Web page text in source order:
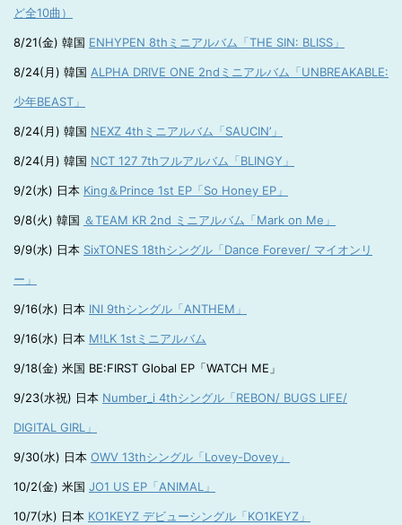
ど全10曲）
8/21(金) 韓国 ENHYPEN 8thミニアルバム「THE SIN: BLISS」
8/24(月) 韓国 ALPHA DRIVE ONE 2ndミニアルバム「UNBREAKABLE:
少年BEAST」
8/24(月) 韓国 NEXZ 4thミニアルバム「SAUCIN’」
8/24(月) 韓国 NCT 127 7thフルアルバム「BLINGY」
9/2(水) 日本 King＆Prince 1st EP「So Honey EP」
9/8(火) 韓国 ＆TEAM KR 2nd ミニアルバム「Mark on Me」
9/9(水) 日本 SixTONES 18thシングル「Dance Forever/ マイオンリ
ー」
9/16(水) 日本 INI 9thシングル「ANTHEM」
9/16(水) 日本 M!LK 1stミニアルバム
9/18(金) 米国 BE:FIRST Global EP「WATCH ME」
9/23(水祝) 日本 Number_i 4thシングル「REBON/ BUGS LIFE/
DIGITAL GIRL」
9/30(水) 日本 OWV 13thシングル「Lovey-Dovey」
10/2(金) 米国 JO1 US EP「ANIMAL」
10/7(水) 日本 KO1KEYZ デビューシングル「KO1KEYZ」